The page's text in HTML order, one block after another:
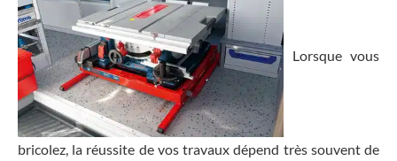
Lorsque vous
bricolez, la réussite de vos travaux dépend très souvent de